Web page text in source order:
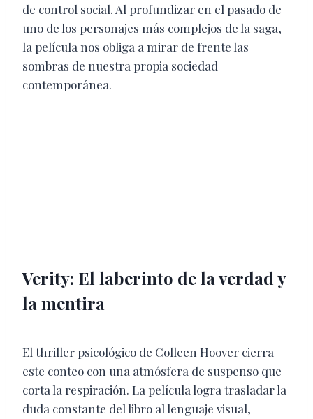
de control social. Al profundizar en el pasado de
uno de los personajes más complejos de la saga,
la película nos obliga a mirar de frente las
sombras de nuestra propia sociedad
contemporánea.
Verity: El laberinto de la verdad y
la mentira
El thriller psicológico de Colleen Hoover cierra
este conteo con una atmósfera de suspenso que
corta la respiración. La película logra trasladar la
duda constante del libro al lenguaje visual,